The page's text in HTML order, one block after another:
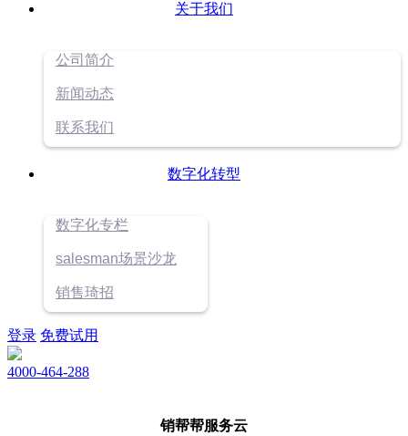
关于我们
公司简介
新闻动态
联系我们
数字化转型
数字化专栏
salesman场景沙龙
销售琦招
登录 免费试用
4000-464-288
销帮帮服务云